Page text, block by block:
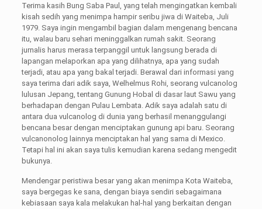
Terima kasih Bung Saba Paul, yang telah mengingatkan kembali
kisah sedih yang menimpa hampir seribu jiwa di Waiteba, Juli
1979. Saya ingin mengambil bagian dalam mengenang bencana
itu, walau baru sehari meninggalkan rumah sakit. Seorang
jurnalis harus merasa terpanggil untuk langsung berada di
lapangan melaporkan apa yang dilihatnya, apa yang sudah
terjadi, atau apa yang bakal terjadi. Berawal dari informasi yang
saya terima dari adik saya, Welhelmus Rohi, seorang vulcanolog
lulusan Jepang, tentang Gunung Hobal di dasar laut Sawu yang
berhadapan dengan Pulau Lembata. Adik saya adalah satu di
antara dua vulcanolog di dunia yang berhasil menanggulangi
bencana besar dengan menciptakan gunung api baru. Seorang
vulcanonolog lainnya menciptakan hal yang sama di Mexico.
Tetapi hal ini akan saya tulis kemudian karena sedang mengedit
bukunya.
Mendengar peristiwa besar yang akan menimpa Kota Waiteba,
saya bergegas ke sana, dengan biaya sendiri sebagaimana
kebiasaan saya kala melakukan hal-hal yang berkaitan dengan